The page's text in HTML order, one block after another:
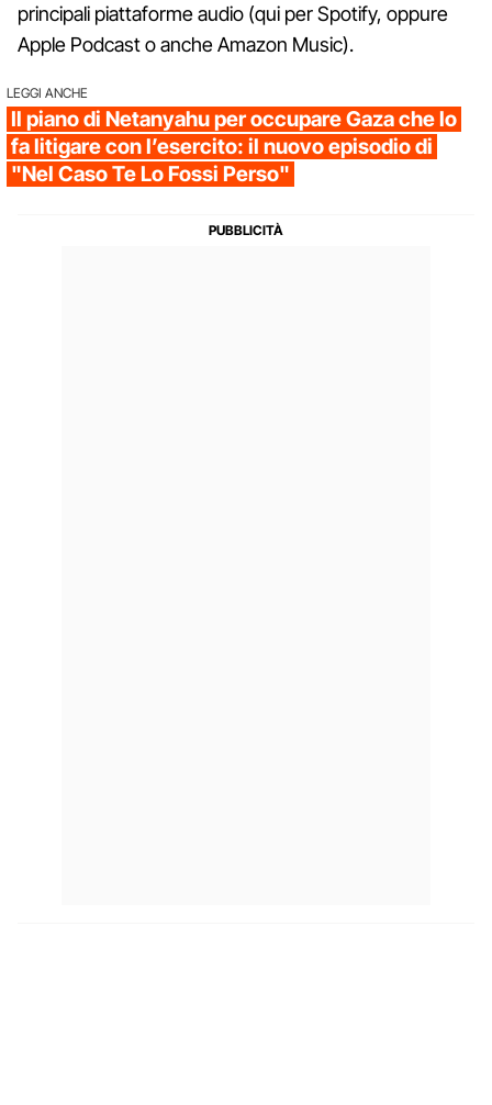
principali piattaforme audio (qui per Spotify, oppure
Apple Podcast o anche Amazon Music).
LEGGI ANCHE
Il piano di Netanyahu per occupare Gaza che lo
fa litigare con l’esercito: il nuovo episodio di
"Nel Caso Te Lo Fossi Perso"